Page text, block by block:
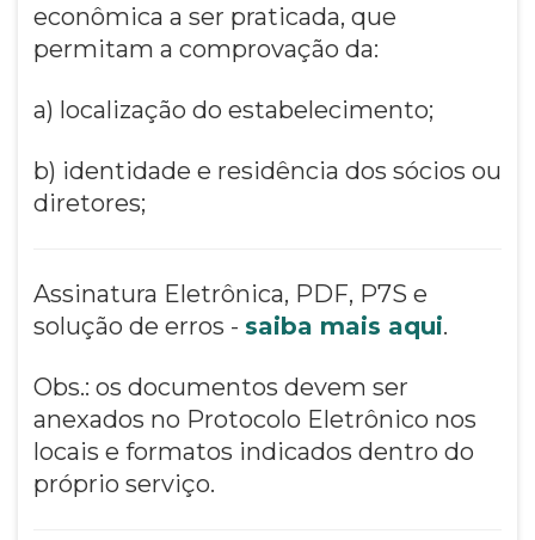
econômica a ser praticada, que
permitam a comprovação da:
a) localização do estabelecimento;
b) identidade e residência dos sócios ou
diretores;
Assinatura Eletrônica, PDF, P7S e
solução de erros - saiba mais aqui.
Obs.: os documentos devem ser
anexados no Protocolo Eletrônico nos
locais e formatos indicados dentro do
próprio serviço.